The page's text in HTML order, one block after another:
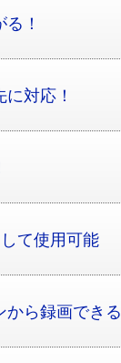
！
対応！
て使用可能
から録画できる